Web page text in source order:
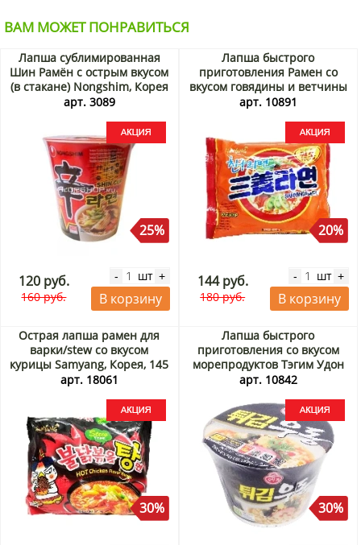
ВАМ МОЖЕТ ПОНРАВИТЬСЯ
Лапша сублимированная
Шин Рамён с острым вкусом
(в стакане) Nongshim, Корея
68 г Акция
арт. 3089
25%
120 руб.
160 руб.
- шт +
В корзину
Лапша быстрого
приготовления Рамен со
вкусом говядины и ветчины
Samyang, Корея, 120 г Акция
арт. 10891
20%
144 руб.
180 руб.
- шт +
В корзину
Острая лапша рамен для
варки/stew со вкусом
курицы Samyang, Корея, 145
г Акция
арт. 18061
30%
Лапша быстрого
приготовления со вкусом
морепродуктов Тэгим Удон
Ottogi, Корея, 110 г Акция
арт. 10842
30%